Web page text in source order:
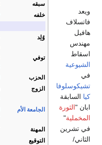
سبقه
خلفه
وُلِد
توفي
الحزب
الزوج
الجامعة الأم
المهنة
التوقيع
ويعد
فاتسلاف
هافيل
مهندس
اسقاط
الشيوعية
في
تشيكوسلوفا
كيا السابقة
ابان "الثورة
المخملية"
في تشرين
الثاني/